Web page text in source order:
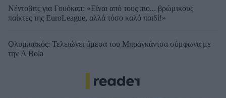
Νέντοβιτς για Γουόκαπ: «Είναι από τους πιο... βρώμικους
παίκτες της EuroLeague, αλλά τόσο καλό παιδί!»
Ολυμπιακός: Τελειώνει άμεσα του Μπραγκάντσα σύμφωνα με
την A Bola